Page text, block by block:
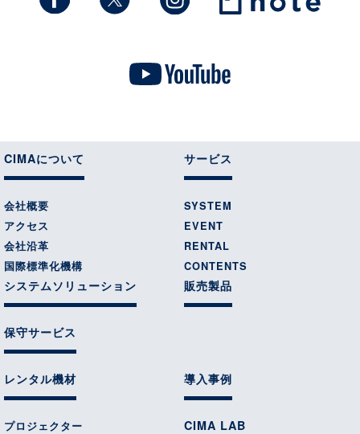
CIMAについて
会社概要
アクセス
会社沿革
国際標準化機構
サービス
SYSTEM
EVENT
RENTAL
CONTENTS
システムソリューション
保守サービス
販売製品
レンタル機材
プロジェクター
導入事例
CIMA LAB